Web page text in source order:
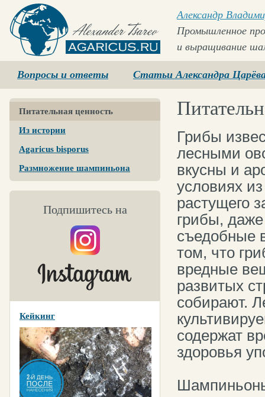
Agaricus.ru
Александр
Промышленное
и выращивание
Вопросы и ответы Статьи Александра
Питательная ценность
Из истории
Agaricus bisporus
Размножение шампиньона
Подпишитесь на
Кейкинг
Грибы
лесными
вкусны и
условиях
растущего
грибы,
съедобные
том, что
вредные
развитых
собирают.
содержат
здоровья